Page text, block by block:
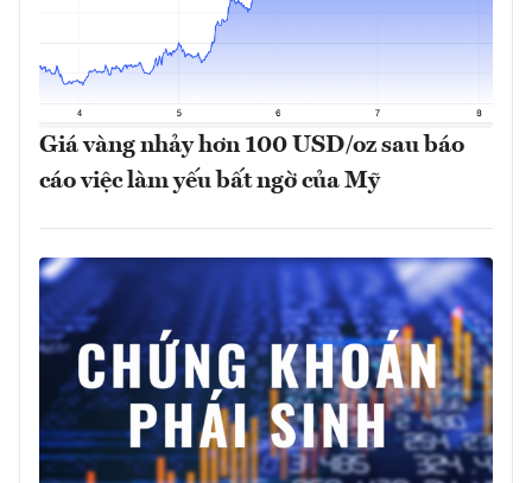
Giá vàng nhảy hơn 100 USD/oz sau báo
cáo việc làm yếu bất ngờ của Mỹ